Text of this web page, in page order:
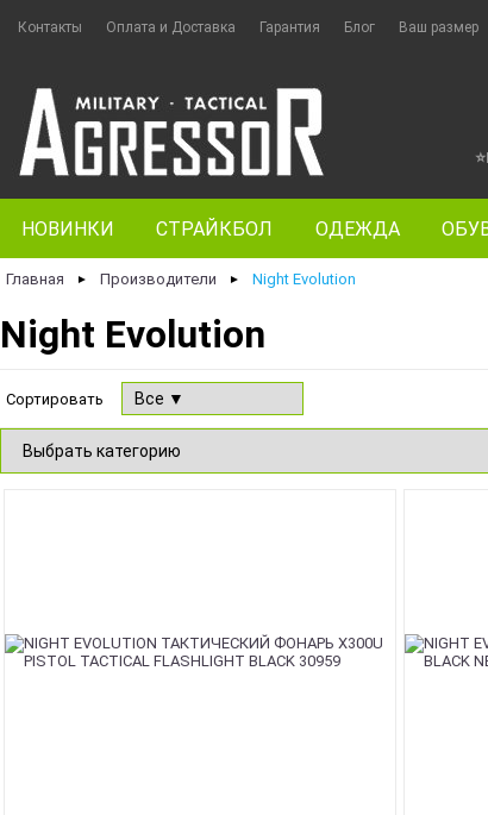
Контакты Оплата и Доставка Гарантия Блог Ваш размер
НОВИНКИ СТРАЙКБОЛ ОДЕЖДА
Главная ► Производители ► Night Evolution
Night Evolution
Сортировать